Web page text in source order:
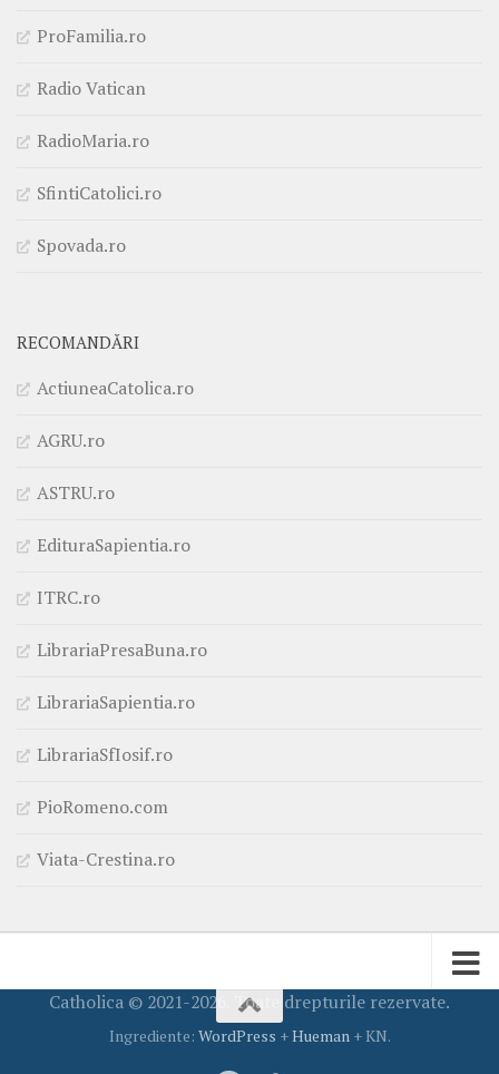
ProFamilia.ro
Radio Vatican
RadioMaria.ro
SfintiCatolici.ro
Spovada.ro
RECOMANDĂRI
ActiuneaCatolica.ro
AGRU.ro
ASTRU.ro
EdituraSapientia.ro
ITRC.ro
LibrariaPresaBuna.ro
LibrariaSapientia.ro
LibrariaSfIosif.ro
PioRomeno.com
Viata-Crestina.ro
Catholica © 2021-2026. Toate drepturile rezervate.
Ingrediente: WordPress +Hueman + KN.